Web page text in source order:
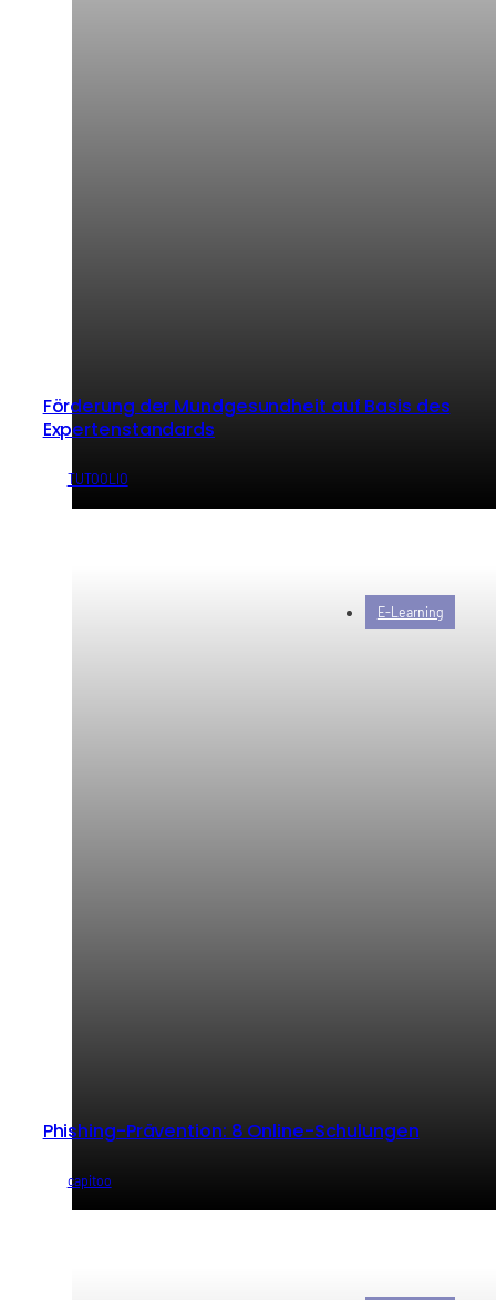
Förderung der Mundgesundheit auf Basis des
Expertenstandards
TUTOOLIO
Phishing-Prävention: 8 Online-Schulungen
capitoo
E-Learning